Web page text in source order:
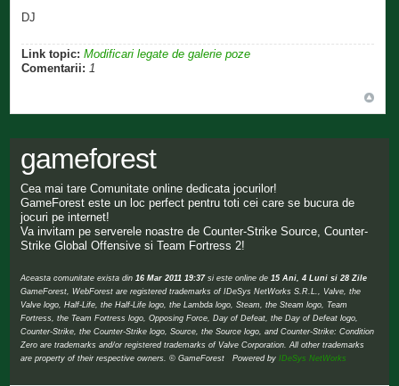
DJ
Link topic: Modificari legate de galerie poze
Comentarii: 1
gameforest
Cea mai tare Comunitate online dedicata jocurilor!
GameForest este un loc perfect pentru toti cei care se bucura de
jocuri pe internet!
Va invitam pe serverele noastre de Counter-Strike Source, Counter-
Strike Global Offensive si Team Fortress 2!
Aceasta comunitate exista din16 Mar 2011 19:37si este online de15 Ani, 4 Luni si 28 Zile
GameForest, WebForest are registered trademarks of IDeSys NetWorks S.R.L., Valve, the
Valve logo, Half-Life, the Half-Life logo, the Lambda logo, Steam, the Steam logo, Team
Fortress, the Team Fortress logo, Opposing Force, Day of Defeat, the Day of Defeat logo,
Counter-Strike, the Counter-Strike logo, Source, the Source logo, and Counter-Strike: Condition
Zero are trademarks and/or registered trademarks of Valve Corporation. All other trademarks
are property of their respective owners. © GameForest Powered byIDeSys NetWorks